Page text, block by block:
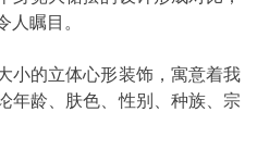
人瞩目。
小的立体心形装饰，寓意着我
年龄、肤色、性别、种族、宗